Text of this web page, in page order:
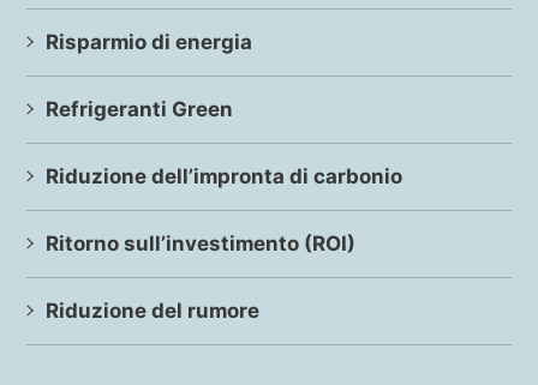
Risparmio di energia
Refrigeranti Green
Riduzione dell’impronta di carbonio
Ritorno sull’investimento (ROI)
Riduzione del rumore